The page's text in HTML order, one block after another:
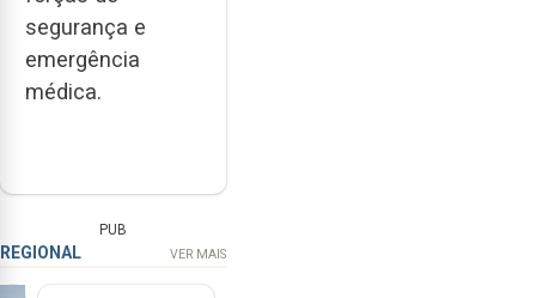
segurança e
emergência
médica.
PUB
REGIONAL VER MAIS